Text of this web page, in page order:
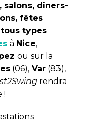
, salons, dîners-
fêtes
types
à Nice,
ou sur la
(06), Var (83),
rendra
!